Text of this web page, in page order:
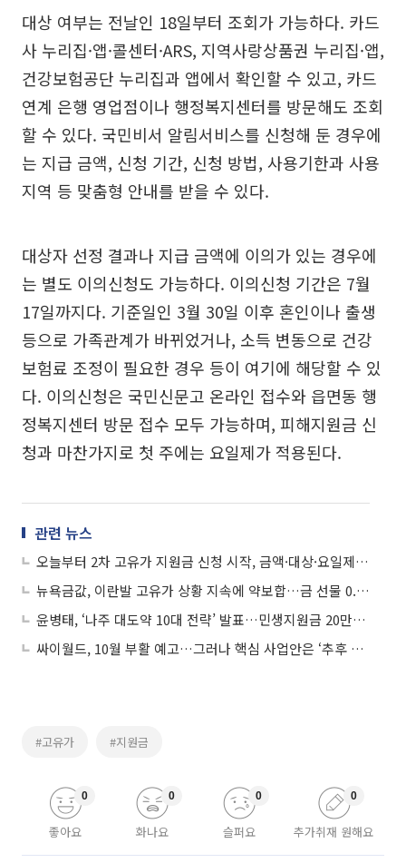
대상 여부는 전날인 18일부터 조회가 가능하다. 카드
사 누리집·앱·콜센터·ARS, 지역사랑상품권 누리집·앱,
건강보험공단 누리집과 앱에서 확인할 수 있고, 카드
연계 은행 영업점이나 행정복지센터를 방문해도 조회
할 수 있다. 국민비서 알림서비스를 신청해 둔 경우에
는 지급 금액, 신청 기간, 신청 방법, 사용기한과 사용
지역 등 맞춤형 안내를 받을 수 있다.
대상자 선정 결과나 지급 금액에 이의가 있는 경우에
는 별도 이의신청도 가능하다. 이의신청 기간은 7월
17일까지다. 기준일인 3월 30일 이후 혼인이나 출생
등으로 가족관계가 바뀌었거나, 소득 변동으로 건강
보험료 조정이 필요한 경우 등이 여기에 해당할 수 있
다. 이의신청은 국민신문고 온라인 접수와 읍면동 행
정복지센터 방문 접수 모두 가능하며, 피해지원금 신
청과 마찬가지로 첫 주에는 요일제가 적용된다.
관련 뉴스
오늘부터 2차 고유가 지원금 신청 시작, 금액·대상·요일제 신청 방법은?
뉴욕금값, 이란발 고유가 상황 지속에 약보합…금 선물 0.08%↓
윤병태, ‘나주 대도약 10대 전략’ 발표…민생지원금 20만원 공약
싸이월드, 10월 부활 예고…그러나 핵심 사업안은 ‘추후 공개’
#고유가 #지원금
좋아요
0
화나요
0
슬퍼요
0
추가취재 원해요
0